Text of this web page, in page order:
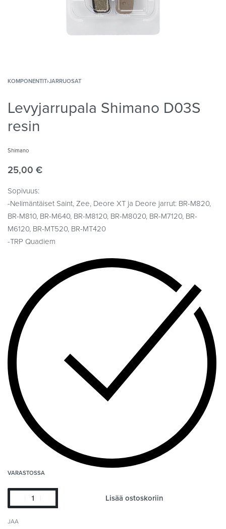
KOMPONENTIT›JARRUOSAT
Levyjarrupala Shimano D03S
resin
Shimano
25,00 €
Sopivuus:
-Nelimäntäiset Saint, Zee, Deore XT ja Deore jarrut: BR-M820,
BR-M810, BR-M640, BR-M8120, BR-M8020, BR-M7120, BR-
M6120, BR-MT520, BR-MT420
-TRP Quadiem
VARASTOSSA
Lisää ostoskoriin
JAA